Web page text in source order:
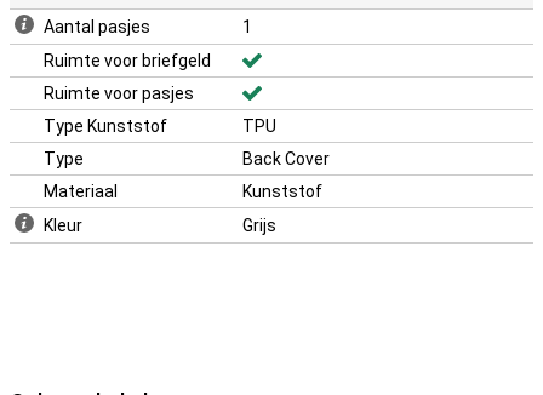
Aantal pasjes
1
Ruimte voor briefgeld
Ruimte voor pasjes
Type Kunststof
TPU
Type
Back Cover
Materiaal
Kunststof
Kleur
Grijs